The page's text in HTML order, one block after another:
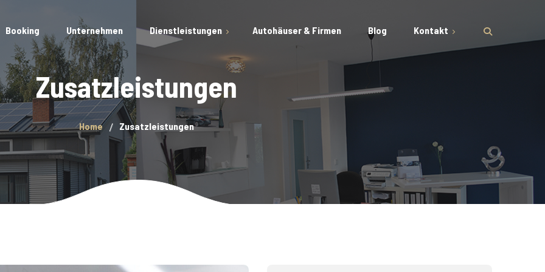
Booking Unternehmen Dienstleistungen
Fahrzeugpflege
Smart Repair
Versiegelungen
Fahrzeugdesinfektion
Autohäuser & Firmen Blog Kontakt
Zusatzleistungen
Home Zusatzleistungen